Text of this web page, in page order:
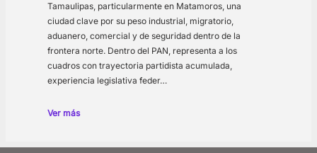
Tamaulipas, particularmente en Matamoros, una
ciudad clave por su peso industrial, migratorio,
aduanero, comercial y de seguridad dentro de la
frontera norte. Dentro del PAN, representa a los
cuadros con trayectoria partidista acumulada,
experiencia legislativa feder…
Ver más